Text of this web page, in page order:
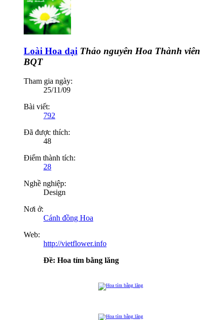
Loài Hoa dại Thảo nguyên Hoa Thành viên
BQT
Tham gia ngày:
25/11/09
Bài viết:
792
Đã được thích:
48
Điểm thành tích:
28
Nghề nghiệp:
Design
Nơi ở:
Cánh đồng Hoa
Web:
http://vietflower.info
Ðề: Hoa tím bằng lăng